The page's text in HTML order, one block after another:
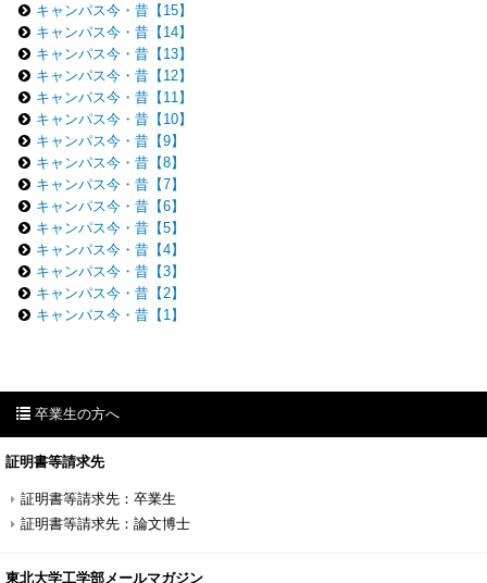
キャンパス今・昔【15】
キャンパス今・昔【14】
キャンパス今・昔【13】
キャンパス今・昔【12】
キャンパス今・昔【11】
キャンパス今・昔【10】
キャンパス今・昔【9】
キャンパス今・昔【8】
キャンパス今・昔【7】
キャンパス今・昔【6】
キャンパス今・昔【5】
キャンパス今・昔【4】
キャンパス今・昔【3】
キャンパス今・昔【2】
キャンパス今・昔【1】
卒業生の方へ
証明書等請求先
証明書等請求先：卒業生
証明書等請求先：論文博士
東北大学工学部メールマガジン